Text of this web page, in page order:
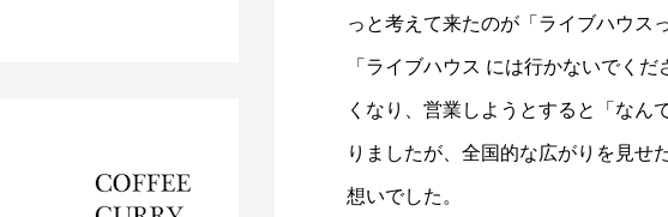
っと考えて来たのが「ライブハウス
「ライブハウス には行かないでく
くなり、営業しようとすると「なん
りましたが、全国的な広がりを見せ
想いでした。